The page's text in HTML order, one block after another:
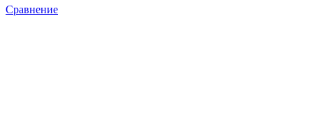
Сравнение